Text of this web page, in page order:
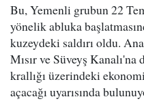
Bu, Yemenli grubun 22
yönelik abluka
kuzeydeki saldırı oldu.
Mısır ve Süveyş Kanalı'na
krallığı üzerindeki
açacağı uyarısında